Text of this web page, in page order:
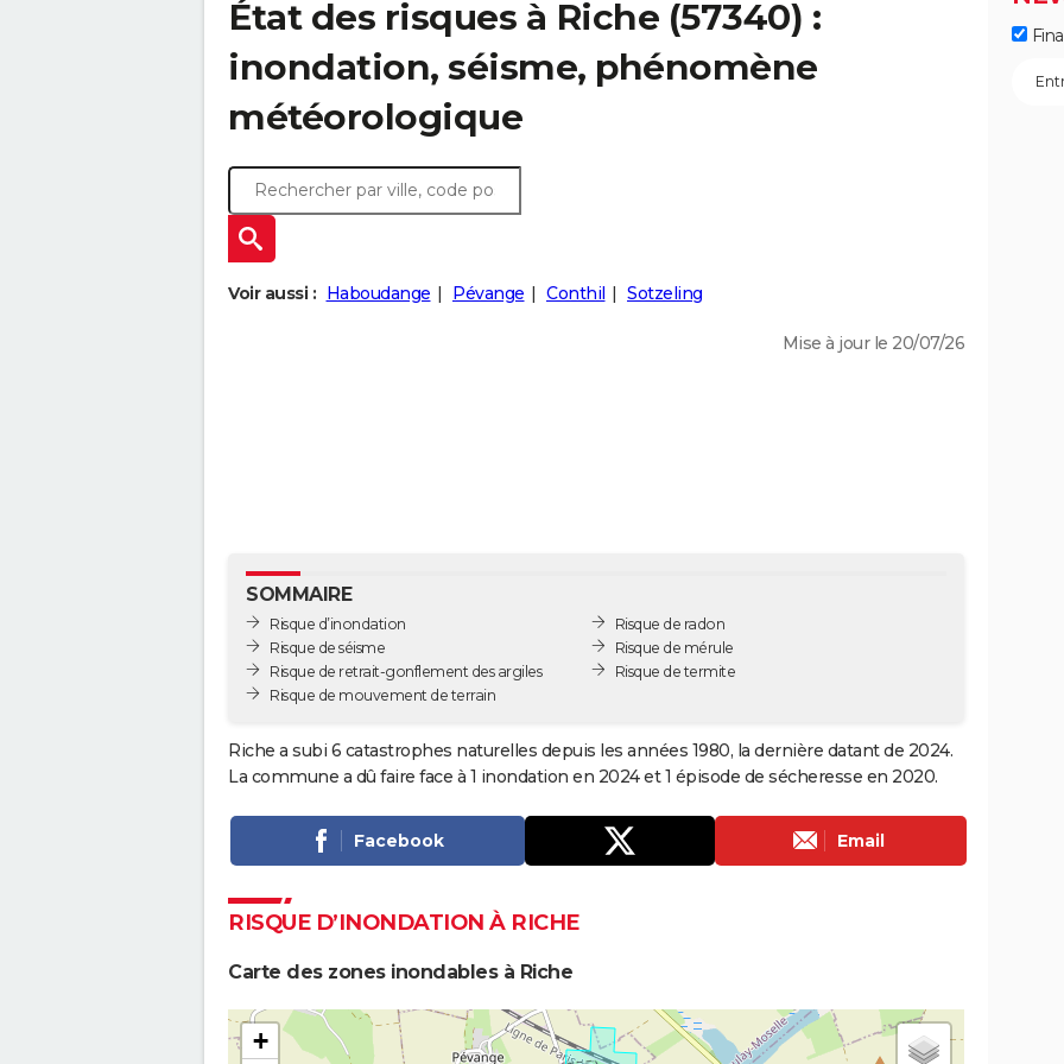
État des risques à Riche (57340) :
inondation, séisme, phénomène
météorologique
Voir aussi : Haboudange Pévange Conthil Sotzeling
Mise à jour le 20/07/26
SOMMAIRE
Risque d’inondation
Risque de séisme
Risque de retrait-gonflement des argiles
Risque de mouvement de terrain
Risque de radon
Risque de mérule
Risque de termite
Riche a subi 6 catastrophes naturelles depuis les années 1980, la dernière datant de 2024.
La commune a dû faire face à 1 inondation en 2024 et 1 épisode de sécheresse en 2020.
Facebook Email
RISQUE D’INONDATION À RICHE
Carte des zones inondables à Riche
+